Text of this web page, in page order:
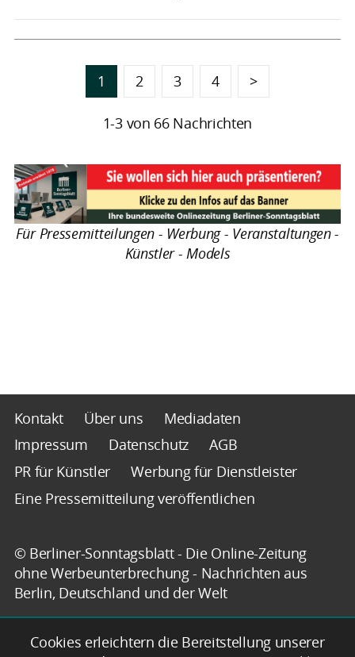
1 2 3 4 >
1-3 von 66 Nachrichten
Für Pressemitteilungen - Werbung - Veranstaltungen -
Künstler - Models
Kontakt Über uns
Mediadaten
Impressum
Datenschutz
AGB
PR für Künstler
Werbung für Dienstleister
Eine Pressemitteilung veröffentlichen
© Berliner-Sonntagsblatt - Die Online-Zeitung
ohne Werbeunterbrechung - Nachrichten aus
Berlin, Deutschland und der Welt
Cookies erleichtern die Bereitstellung unserer